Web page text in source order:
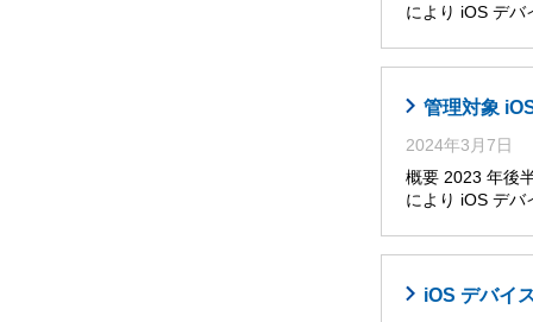
により iOS デ
管理対象
2024年3月7日
概要 2023 年後
により iOS デ
iOS デバイ